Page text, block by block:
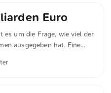
Euro
es um die Frage, wie viel der
ausgegeben hat. Eine
deutlich mehr. Eine